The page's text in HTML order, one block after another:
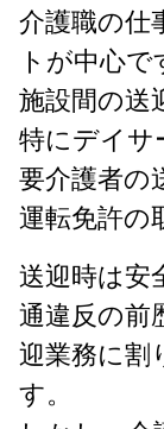
介護職の仕
トが中心
施設間の送
特にデイサ
要介護者の
運転免許の
送迎時は安
通違反の前
迎業務に割
す。